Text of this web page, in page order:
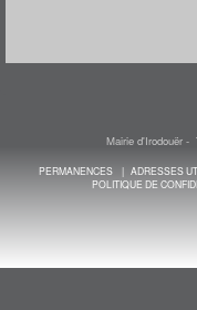
Mairie d'Irodouër -
PERMANENCES ADRESSES
POLITIQUE DE